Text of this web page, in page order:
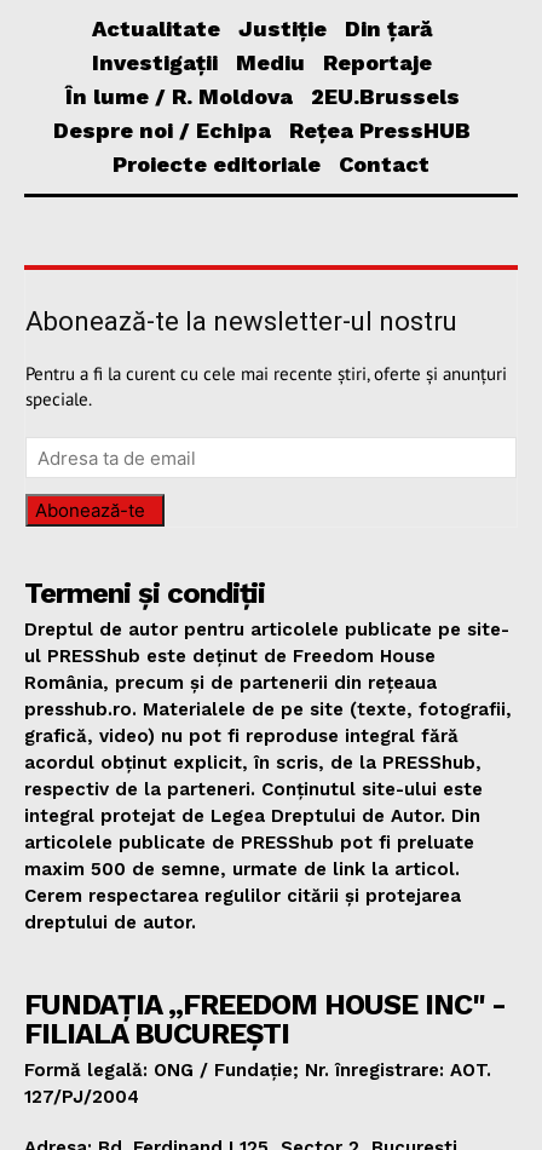
Actualitate Justiție
Din țară
Investigații
Mediu
Reportaje
În lume / R. Moldova
2EU.Brussels
Despre noi / Echipa
Rețea PressHUB
Proiecte editoriale
Contact
Abonează-te la newsletter-ul nostru
Pentru a fi la curent cu cele mai recente știri, oferte și anunțuri
speciale.
Abonează-te
Termeni și condiții
Dreptul de autor pentru articolele publicate pe site-
ul PRESShub este deținut de Freedom House
România, precum și de partenerii din rețeaua
presshub.ro. Materialele de pe site (texte, fotografii,
grafică, video) nu pot fi reproduse integral fără
acordul obținut explicit, în scris, de la PRESShub,
respectiv de la parteneri. Conținutul site-ului este
integral protejat de Legea Dreptului de Autor. Din
articolele publicate de PRESShub pot fi preluate
maxim 500 de semne, urmate de link la articol.
Cerem respectarea regulilor citării și protejarea
dreptului de autor.
FUNDAȚIA „FREEDOM HOUSE INC" -
FILIALA BUCUREȘTI
Formă legală: ONG / Fundație; Nr. înregistrare: AOT.
127/PJ/2004